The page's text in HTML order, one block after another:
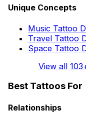
Unique Concepts
Music Tattoo
Travel Tattoo
Space Tattoo
View all 103
Best Tattoos For
Relationships